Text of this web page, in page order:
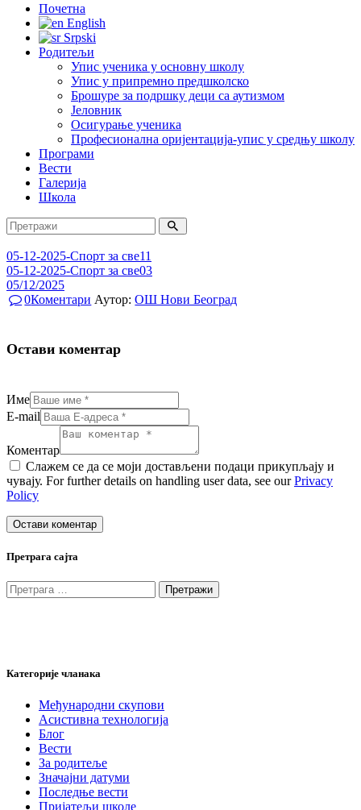
Почетна
English
Srpski
Родитељи
Упис ученика у основну школу
Упис у припремно предшколско
Брошуре за подршку деци са аутизмом
Јеловник
Осигурање ученика
Професионална оријентација-упис у средњу школу
Програми
Вести
Галерија
Школа
05-12-2025-Спорт за све11
05-12-2025-Спорт за све03
05/12/2025
0Коментари Аутор:ОШ Нови Београд
Остави коментар
Име
E-mail
Коментар
Слажем се да се моји достављени подаци прикупљају и
чувају. For further details on handling user data, see ourPrivacy
Policy
Претрага сајта
Претрага
за:
Категорије чланака
Међународни скупови
Асистивна технологија
Блог
Вести
За родитеље
Значајни датуми
Последње вести
Пријатељи школе